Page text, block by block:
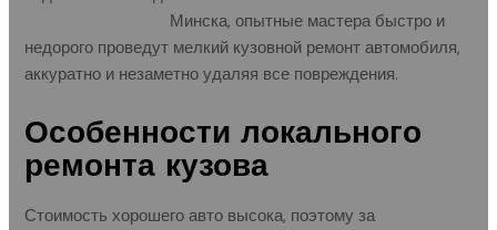
Минска, опытные мастера быстро и
недорого проведут мелкий кузовной ремонт автомобиля,
аккуратно и незаметно удаляя все повреждения.
Особенности локального
ремонта кузова
Стоимость хорошего авто высока, поэтому за